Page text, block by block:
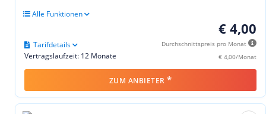
Alle Funktionen
€ 4,00
Durchschnittspreis pro Monat
€ 4,00/Monat
Vertragslaufzeit: 12 Monate
Tarifdetails
ZUM ANBIETER *